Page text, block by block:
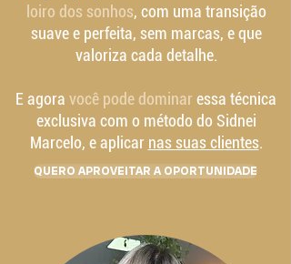
loiro dos sonhos, com uma transição
suave e perfeita, sem marcas, e que
valoriza cada detalhe.
E agora você pode dominar essa técnica
exclusiva com o método do Sidnei
Marcelo, e aplicar nas suas clientes.
QUERO APROVEITAR A OPORTUNIDADE